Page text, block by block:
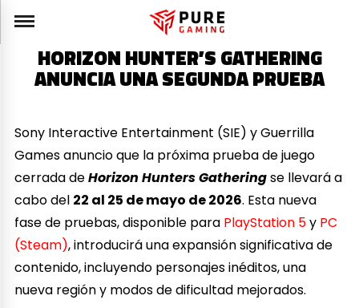
HORIZON HUNTER’S GATHERING
ANUNCIA UNA SEGUNDA PRUEBA
Sony Interactive Entertainment (SIE) y Guerrilla
Games anuncio que la próxima prueba de juego
cerrada deHorizon Hunters Gatheringse llevará a
cabo del 22 al 25 de mayo de 2026. Esta nueva
fase de pruebas, disponible para PlayStation 5y PC
(Steam), introducirá una expansión significativa de
contenido, incluyendo personajes inéditos, una
nueva región y modos de dificultad mejorados.